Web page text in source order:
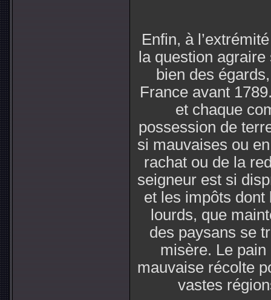
Enfin, à
la question
bien des
France avant
et chaque
possession de
si mauvaises ou
rachat ou de la
seigneur est si
et les impôts dont
lourds, que
des paysans se
misère. Le pain
mauvaise récolte
vastes